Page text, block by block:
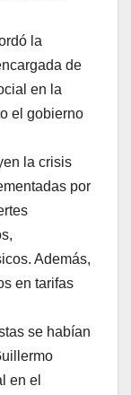
la
de
en la
el gobierno
la crisis
por
Además,
en tarifas
se habían
en el